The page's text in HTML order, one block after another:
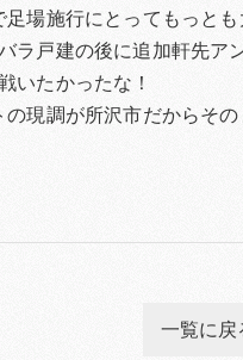
場施行にとってもっと
ラ戸建の後に追加軒先ア
いたかったな！
現調が所沢市だからそ
一覧に戻